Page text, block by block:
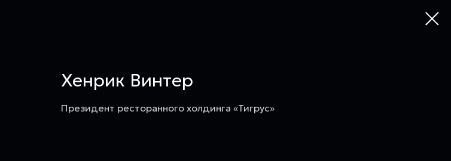
Хенрик Винтер
Президент ресторанного холдинга «Тигрус»